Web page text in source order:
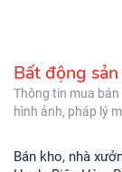
Bất động
Thông tin mua bán
hình ảnh, pháp lý
Bán kho, nhà xưởng tại Đường Bùi Hữu Nghĩa, Phường Tân